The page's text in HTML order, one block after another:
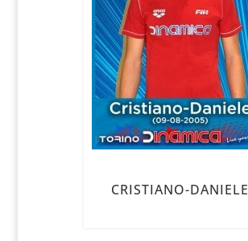
CRISTIANO-DANIELE